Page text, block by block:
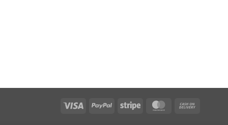
Visa PayPal Stripe MasterCard